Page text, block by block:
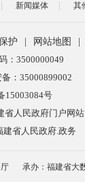
新闻媒体 其
护 网站地图
：3500000049
：35000899002
15003084号
省人民政府门户网站
建省人民政府.政务
承办：福建省大